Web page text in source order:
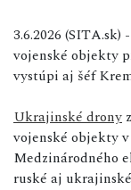
3.6.2026
vojenské objekty
vystúpi aj šéf
Ukrajinské drony
vojenské objekty v
Medzinárodného
ruské aj